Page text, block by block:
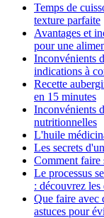
Temps de
texture parfaite
Avantages et
pour une
Inconvénients
indications à
Recette
en 15 minutes
Inconvénients
nutritionnelles
L'huile
Les secrets
Comment faire
Le processus
: découvrez les
Que faire avec
astuces pour